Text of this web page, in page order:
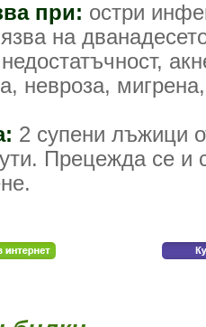
при: остри
на
невроза,
2 супени лъжици
Прецежда се и